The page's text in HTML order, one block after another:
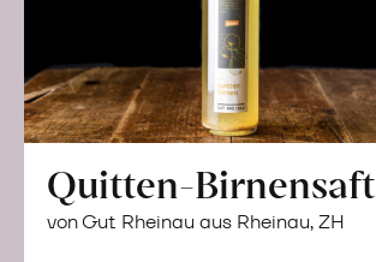
Quitten-Birnensaft
von Gut Rheinau aus Rheinau, ZH